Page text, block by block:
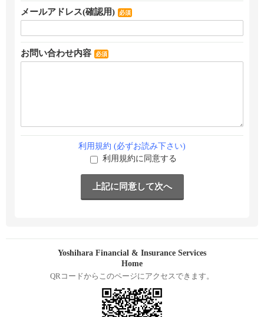
メールアドレス(確認用) 必須
お問い合わせ内容 必須
利用規約 (必ずお読み下さい)
利用規約に同意する
Yoshihara Financial & Insurance Services
Home
QRコードからこのページにアクセスできます。